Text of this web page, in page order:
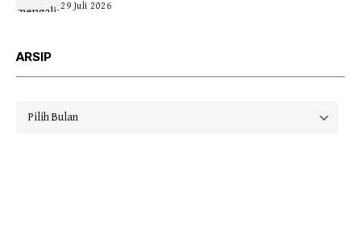
29 Juli 2026
ARSIP
Arsip